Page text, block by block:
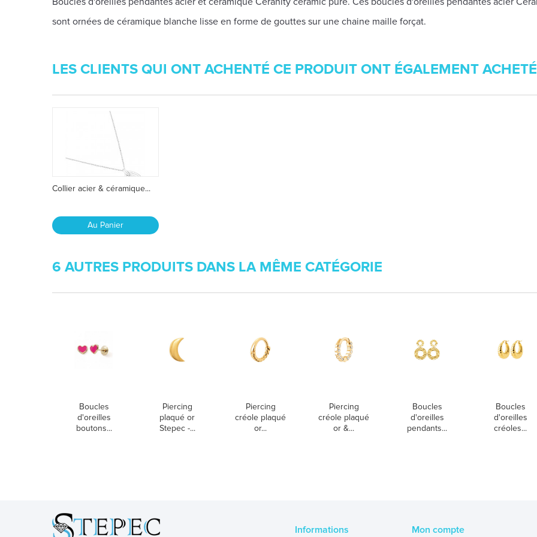
sont ornées de céramique blanche lisse en forme de gouttes sur une chaine maille forçat.
LES CLIENTS QUI ONT ACHENTÉ CE PRODUIT ONT ÉGALEMENT ACHETÉ
Collier acier & céramique...
Au Panier
6 AUTRES PRODUITS DANS LA MÊME CATÉGORIE
Boucles
d'oreilles
boutons...
Piercing
plaqué or
Stepec -...
Piercing
créole plaqué
or...
Piercing
créole plaqué
or &...
Boucles
d'oreilles
pendants...
Boucles
d'oreilles
créoles...
Informations Mon compte